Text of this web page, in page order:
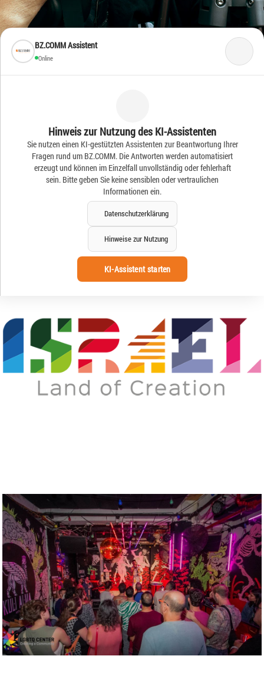
BZ.COMM Assistent
Online
Hinweis zur Nutzung des KI-Assistenten
Sie nutzen einen KI-gestützten Assistenten zur Beantwortung Ihrer
Fragen rund um BZ.COMM. Die Antworten werden automatisiert
erzeugt und können im Einzelfall unvollständig oder fehlerhaft
sein. Bitte geben Sie keine sensiblen oder vertraulichen
Informationen ein.
Datenschutzerklärung
Hinweise zur Nutzung
KI-Assistent starten
Frische Ideen – Frische
News